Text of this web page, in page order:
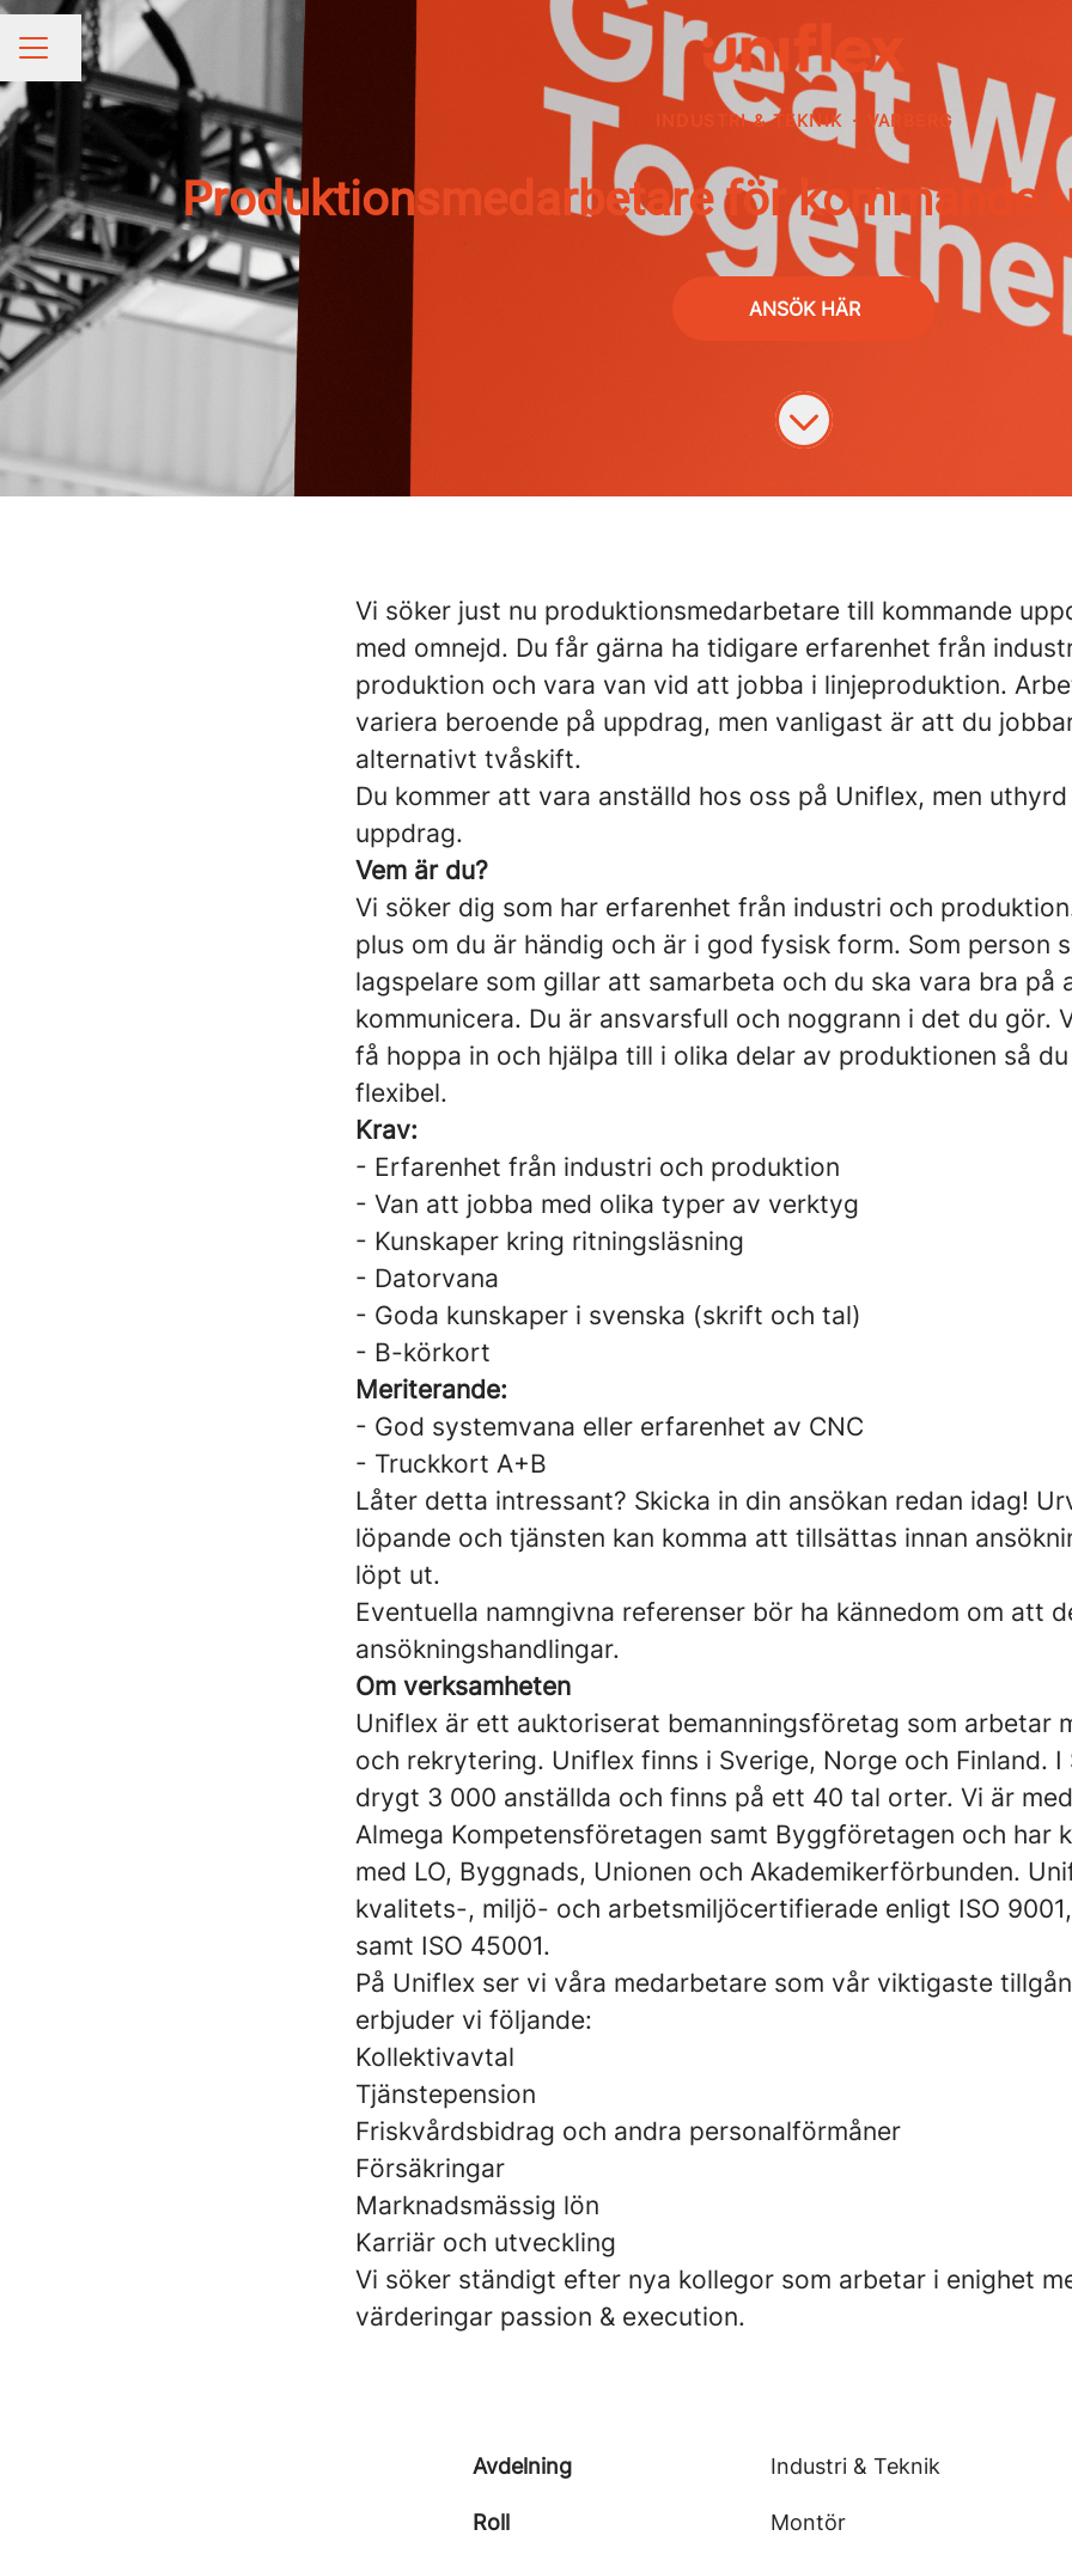
KARRIÄRMENY
Dela sidan
INDUSTRI & TEKNIK · VARBERG
Produktionsmedarbetare för kommande
ANSÖK HÄR
Vi söker just nu produktionsmedarbetare till kommande
med omnejd. Du får gärna ha tidigare erfarenhet från
produktion och vara van vid att jobba i linjeproduktion.
variera beroende på uppdrag, men vanligast är att du
alternativt tvåskift.
Du kommer att vara anställd hos oss på Uniflex, men
uppdrag.
Vem är du?
Vi söker dig som har erfarenhet från industri och
plus om du är händig och är i god fysisk form. Som person
lagspelare som gillar att samarbeta och du ska vara bra på
kommunicera. Du är ansvarsfull och noggrann i det du gör.
få hoppa in och hjälpa till i olika delar av produktionen så
flexibel.
Krav:
- Erfarenhet från industri och produktion
- Van att jobba med olika typer av verktyg
- Kunskaper kring ritningsläsning
- Datorvana
- Goda kunskaper i svenska (skrift och tal)
- B-körkort
Meriterande:
- God systemvana eller erfarenhet av CNC
- Truckkort A+B
Låter detta intressant? Skicka in din ansökan redan idag!
löpande och tjänsten kan komma att tillsättas innan
löpt ut.
Eventuella namngivna referenser bör ha kännedom om att
ansökningshandlingar.
Om verksamheten
Uniflex är ett auktoriserat bemanningsföretag som arbetar
och rekrytering. Uniflex finns i Sverige, Norge och Finland. I
drygt 3 000 anställda och finns på ett 40 tal orter. Vi är
Almega Kompetensföretagen samt Byggföretagen och har
med LO, Byggnads, Unionen och Akademikerförbunden.
kvalitets-, miljö- och arbetsmiljöcertifierade enligt ISO 9001,
samt ISO 45001.
På Uniflex ser vi våra medarbetare som vår viktigaste
erbjuder vi följande:
Kollektivavtal
Tjänstepension
Friskvårdsbidrag och andra personalförmåner
Försäkringar
Marknadsmässig lön
Karriär och utveckling
Vi söker ständigt efter nya kollegor som arbetar i enighet
värderingar passion & execution.
Avdelning Industri & Teknik
Roll Montör